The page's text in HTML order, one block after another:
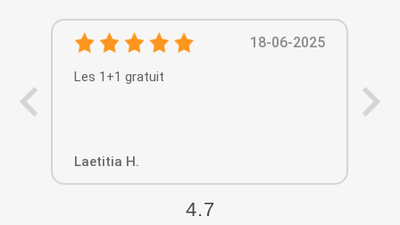
18-06-2025
Les 1+1 gratuit
Laetitia H.
4.7